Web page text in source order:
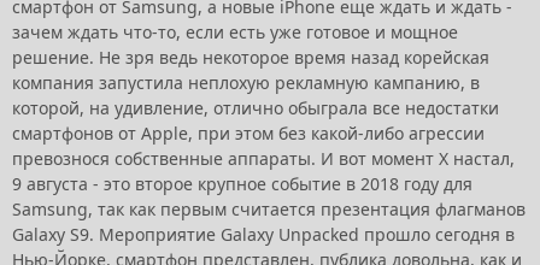
смартфон от Samsung, а новые iPhone еще ждать и ждать -
зачем ждать что-то, если есть уже готовое и мощное
решение. Не зря ведь некоторое время назад корейская
компания запустила неплохую рекламную кампанию, в
которой, на удивление, отлично обыграла все недостатки
смартфонов от Apple, при этом без какой-либо агрессии
превознося собственные аппараты. И вот момент Х настал,
9 августа - это второе крупное событие в 2018 году для
Samsung, так как первым считается презентация флагманов
Galaxy S9. Мероприятие Galaxy Unpacked прошло сегодня в
Нью-Йорке, смартфон представлен, публика довольна, как и